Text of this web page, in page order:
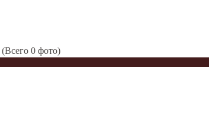
(Всего 0 фото)